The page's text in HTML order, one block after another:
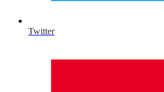
Twitter